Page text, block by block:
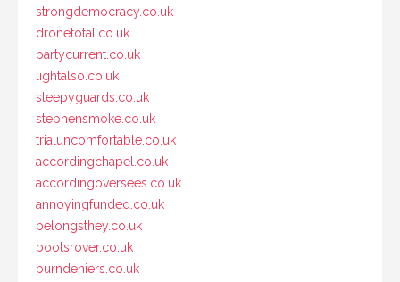
strongdemocracy.co.uk
dronetotal.co.uk
partycurrent.co.uk
lightalso.co.uk
sleepyguards.co.uk
stephensmoke.co.uk
trialuncomfortable.co.uk
accordingchapel.co.uk
accordingoversees.co.uk
annoyingfunded.co.uk
belongsthey.co.uk
bootsrover.co.uk
burndeniers.co.uk